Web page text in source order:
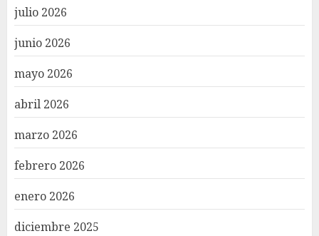
julio 2026
junio 2026
mayo 2026
abril 2026
marzo 2026
febrero 2026
enero 2026
diciembre 2025